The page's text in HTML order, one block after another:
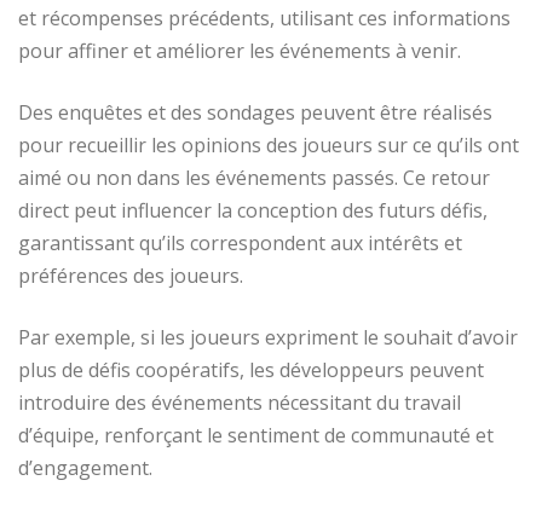
et récompenses précédents, utilisant ces informations
pour affiner et améliorer les événements à venir.
Des enquêtes et des sondages peuvent être réalisés
pour recueillir les opinions des joueurs sur ce qu’ils ont
aimé ou non dans les événements passés. Ce retour
direct peut influencer la conception des futurs défis,
garantissant qu’ils correspondent aux intérêts et
préférences des joueurs.
Par exemple, si les joueurs expriment le souhait d’avoir
plus de défis coopératifs, les développeurs peuvent
introduire des événements nécessitant du travail
d’équipe, renforçant le sentiment de communauté et
d’engagement.